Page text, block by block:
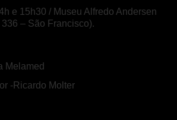
e 15h30 / Museu Alfredo Andersen
– São Francisco).
Melamed
-Ricardo Molter